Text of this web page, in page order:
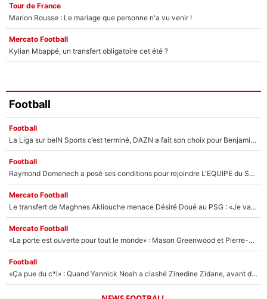
Tour de France
Marion Rousse : Le mariage que personne n'a vu venir !
Mercato Football
Kylian Mbappé, un transfert obligatoire cet été ?
Football
Football
La Liga sur beIN Sports c’est terminé, DAZN a fait son choix pour Benjamin Da Silva et Omar Da Fonseca !
Football
Raymond Domenech a posé ses conditions pour rejoindre L'EQUIPE du Soir : Il refuse de faire l'émission avec un autre chroniqueur !
Mercato Football
Le transfert de Maghnes Akliouche menace Désiré Doué au PSG : «Je valide à 200%»
Mercato Football
«La porte est ouverte pour tout le monde» : Mason Greenwood et Pierre-Emerick Aubameyang ont quitté l'OM, Amine Gouiri balance sur la suite du mercato et sur la réaction du vestiaire !
Football
«Ça pue du c*l» : Quand Yannick Noah a clashé Zinedine Zidane, avant de se faire recadrer par le nouveau sélectionneur de l'équipe de France !